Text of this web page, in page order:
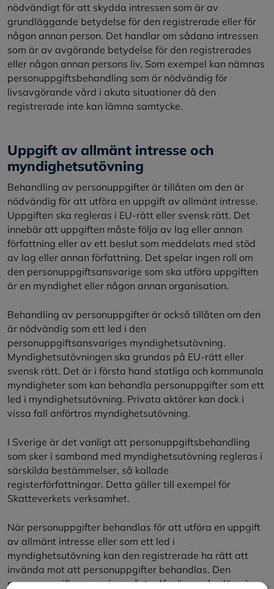
nödvändigt för att skydda intressen som är av
grundläggande betydelse för den registrerade eller för
någon annan person. Det handlar om sådana intressen
som är av avgörande betydelse för den registrerades
eller någon annan persons liv. Som exempel kan nämnas
personuppgiftsbehandling som är nödvändig för
livsavgörande vård i akuta situationer då den
registrerade inte kan lämna samtycke.
Uppgift av allmänt intresse och
myndighetsutövning
Behandling av personuppgifter är tillåten om den är
nödvändig för att utföra en uppgift av allmänt intresse.
Uppgiften ska regleras i EU-rätt eller svensk rätt. Det
innebär att uppgiften måste följa av lag eller annan
författning eller av ett beslut som meddelats med stöd
av lag eller annan författning. Det spelar ingen roll om
den personuppgiftsansvarige som ska utföra uppgiften
är en myndighet eller någon annan organisation.
Behandling av personuppgifter är också tillåten om den
är nödvändig som ett led i den
personuppgiftsansvariges myndighetsutövning.
Myndighetsutövningen ska grundas på EU-rätt eller
svensk rätt. Det är i första hand statliga och kommunala
myndigheter som kan behandla personuppgifter som ett
led i myndighetsutövning. Privata aktörer kan dock i
vissa fall anförtros myndighetsutövning.
I Sverige är det vanligt att personuppgiftsbehandling
som sker i samband med myndighetsutövning regleras i
särskilda bestämmelser, så kallade
registerförfattningar. Detta gäller till exempel för
Skatteverkets verksamhet.
När personuppgifter behandlas för att utföra en uppgift
av allmänt intresse eller som ett led i
myndighetsutövning kan den registrerade ha rätt att
invända mot att personuppgifter behandlas. Den
personuppgiftsansvarige måste då göra en bedömning